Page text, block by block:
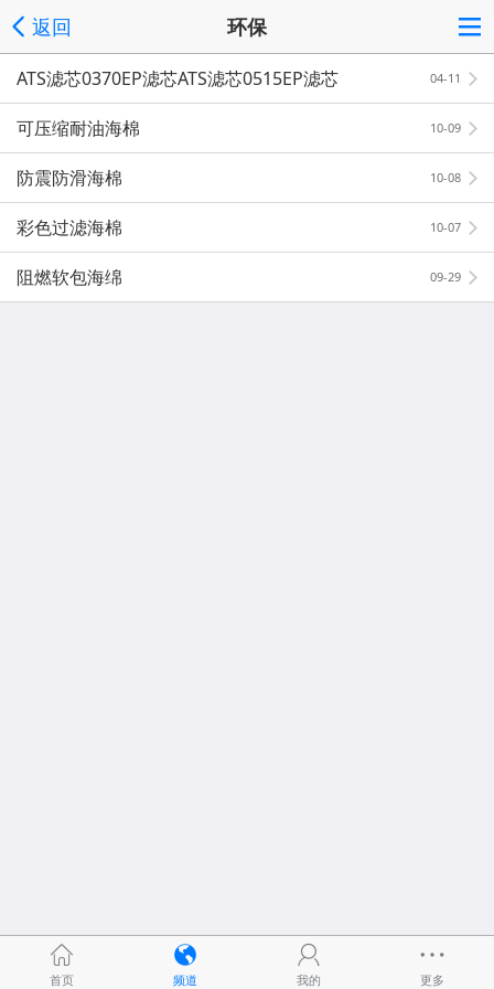
返回 环保
04-11
ATS滤芯0370EP滤芯ATS滤芯0515EP滤芯
10-09
可压缩耐油海棉
10-08
防震防滑海棉
10-07
彩色过滤海棉
09-29
阻燃软包海绵
首页 频道 我的 更多